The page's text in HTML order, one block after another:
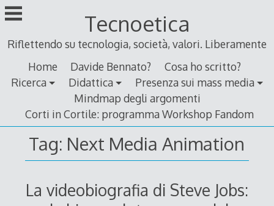
Skip
to
Tecnoetica
Riflettendo su tecnologia, società, valori. Liberamente
Home
Davide Bennato?
Cosa ho scritto?
Ricerca
Didattica
Presenza sui mass media
Mindmap degli argomenti
Corti in Cortile: programma Workshop Fandom
Tag: Next Media Animation
La videobiografia di Steve Jobs: